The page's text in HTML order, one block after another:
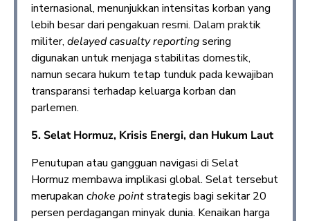
internasional, menunjukkan intensitas korban yang
lebih besar dari pengakuan resmi. Dalam praktik
militer, delayed casualty reportingsering
digunakan untuk menjaga stabilitas domestik,
namun secara hukum tetap tunduk pada kewajiban
transparansi terhadap keluarga korban dan
parlemen.
5. Selat Hormuz, Krisis Energi, dan Hukum Laut
Penutupan atau gangguan navigasi di Selat
Hormuz membawa implikasi global. Selat tersebut
merupakan choke pointstrategis bagi sekitar 20
persen perdagangan minyak dunia. Kenaikan harga